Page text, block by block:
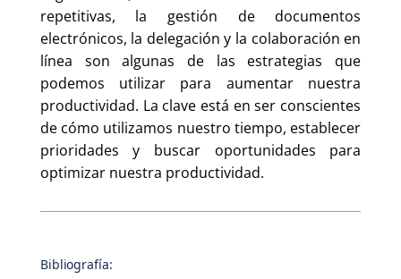
repetitivas, la gestión de documentos
electrónicos, la delegación y la colaboración en
línea son algunas de las estrategias que
podemos utilizar para aumentar nuestra
productividad. La clave está en ser conscientes
de cómo utilizamos nuestro tiempo, establecer
prioridades y buscar oportunidades para
optimizar nuestra productividad.
Bibliografía: